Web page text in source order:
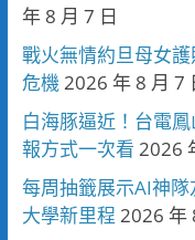
年 8 月 7 日
戰火無情約旦母女
危機2026 年 8 月 7
白海豚逼近！台電
報方式一次看 2026
每周抽籤展示AI神
大學新里程 2026 年